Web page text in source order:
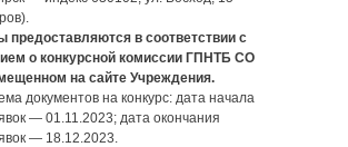
предоставляются в соответствии с
о конкурсной комиссии ГПНТБ СО
на сайте Учреждения.
документов на конкурс: дата начала
— 01.11.2023; дата окончания
— 18.12.2023.